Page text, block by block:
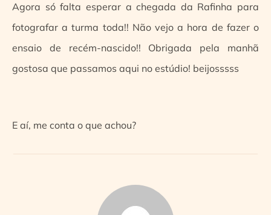
Agora só falta esperar a chegada da Rafinha para
fotografar a turma toda!! Não vejo a hora de fazer o
ensaio de recém-nascido!! Obrigada pela manhã
gostosa que passamos aqui no estúdio! beijosssss
E aí, me conta o que achou?